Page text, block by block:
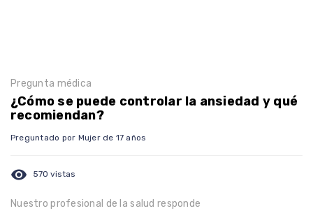
Pregunta médica
¿Cómo se puede controlar la ansiedad y qué
recomiendan?
Preguntado por Mujer de 17 años
visibility 570 vistas
Nuestro profesional de la salud responde